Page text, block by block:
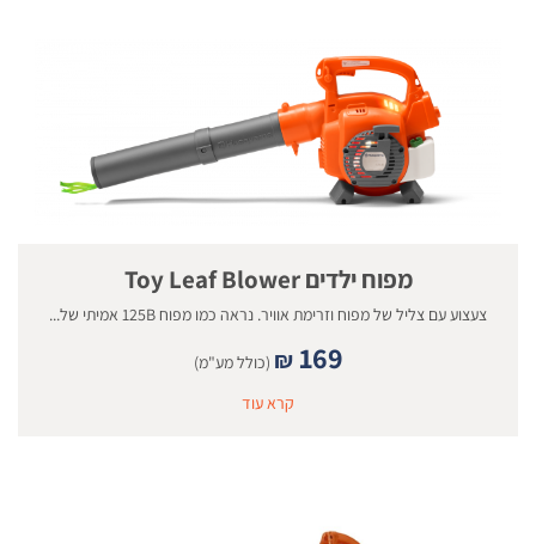
מפוח ילדים Toy Leaf Blower
צעצוע עם צליל של מפוח וזרימת אוויר. נראה כמו מפוח 125B אמיתי של...
₪ 169
(כולל מע"מ)
קרא עוד